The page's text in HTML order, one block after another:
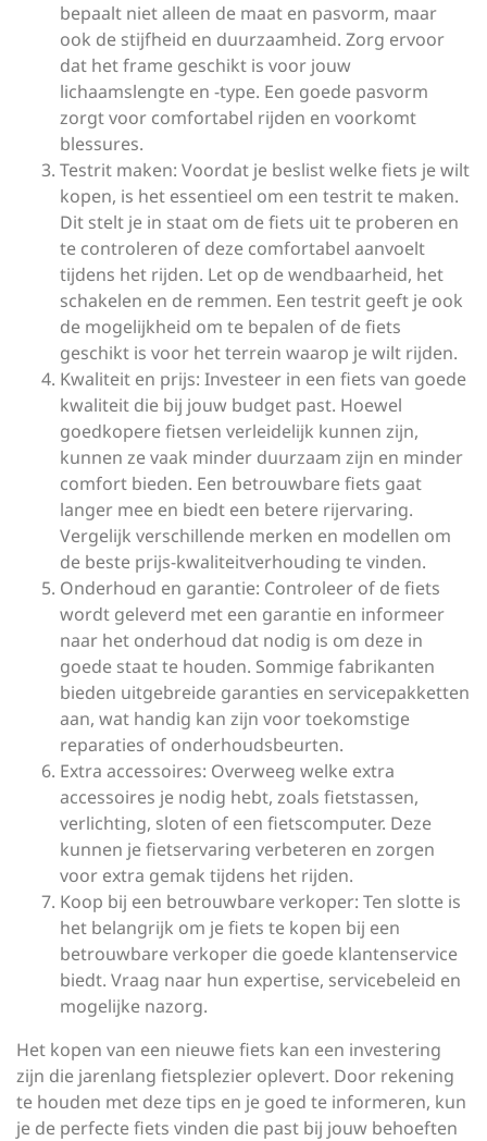
bepaalt niet alleen de maat en pasvorm, maar
ook de stijfheid en duurzaamheid. Zorg ervoor
dat het frame geschikt is voor jouw
lichaamslengte en -type. Een goede pasvorm
zorgt voor comfortabel rijden en voorkomt
blessures.
Testrit maken: Voordat je beslist welke fiets je wilt
kopen, is het essentieel om een testrit te maken.
Dit stelt je in staat om de fiets uit te proberen en
te controleren of deze comfortabel aanvoelt
tijdens het rijden. Let op de wendbaarheid, het
schakelen en de remmen. Een testrit geeft je ook
de mogelijkheid om te bepalen of de fiets
geschikt is voor het terrein waarop je wilt rijden.
Kwaliteit en prijs: Investeer in een fiets van goede
kwaliteit die bij jouw budget past. Hoewel
goedkopere fietsen verleidelijk kunnen zijn,
kunnen ze vaak minder duurzaam zijn en minder
comfort bieden. Een betrouwbare fiets gaat
langer mee en biedt een betere rijervaring.
Vergelijk verschillende merken en modellen om
de beste prijs-kwaliteitverhouding te vinden.
Onderhoud en garantie: Controleer of de fiets
wordt geleverd met een garantie en informeer
naar het onderhoud dat nodig is om deze in
goede staat te houden. Sommige fabrikanten
bieden uitgebreide garanties en servicepakketten
aan, wat handig kan zijn voor toekomstige
reparaties of onderhoudsbeurten.
Extra accessoires: Overweeg welke extra
accessoires je nodig hebt, zoals fietstassen,
verlichting, sloten of een fietscomputer. Deze
kunnen je fietservaring verbeteren en zorgen
voor extra gemak tijdens het rijden.
Koop bij een betrouwbare verkoper: Ten slotte is
het belangrijk om je fiets te kopen bij een
betrouwbare verkoper die goede klantenservice
biedt. Vraag naar hun expertise, servicebeleid en
mogelijke nazorg.
Het kopen van een nieuwe fiets kan een investering
zijn die jarenlang fietsplezier oplevert. Door rekening
te houden met deze tips en je goed te informeren, kun
je de perfecte fiets vinden die past bij jouw behoeften